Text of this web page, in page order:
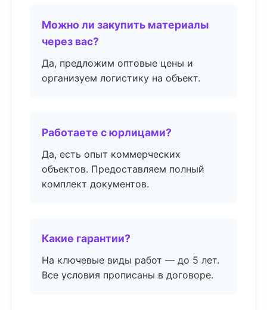
Можно ли закупить материалы
через вас?
Да, предложим оптовые цены и
организуем логистику на объект.
Работаете с юрлицами?
Да, есть опыт коммерческих
объектов. Предоставляем полный
комплект документов.
Какие гарантии?
На ключевые виды работ — до 5 лет.
Все условия прописаны в договоре.